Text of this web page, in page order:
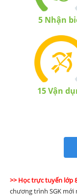
5 Nhận
15 Vận
>> Học trực tuyến lớp
chương trình SGK mới